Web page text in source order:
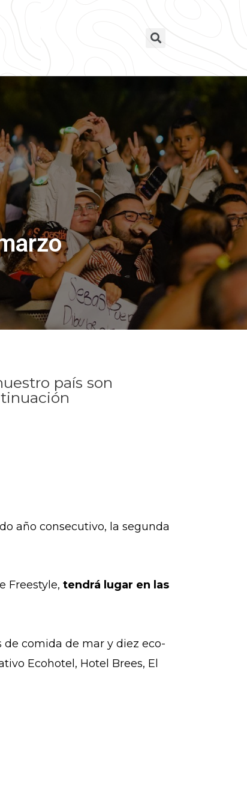
país son
año consecutivo, la segunda
Freestyle, tendrá lugar en las
comida de mar y diez eco-
Ecohotel, Hotel Brees, El